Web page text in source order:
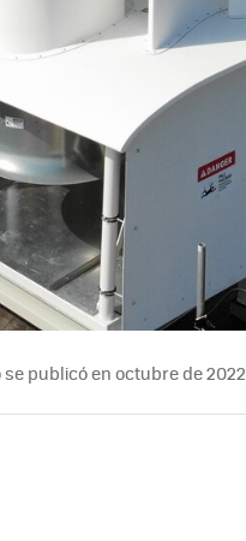
publicó en octubre de 2022